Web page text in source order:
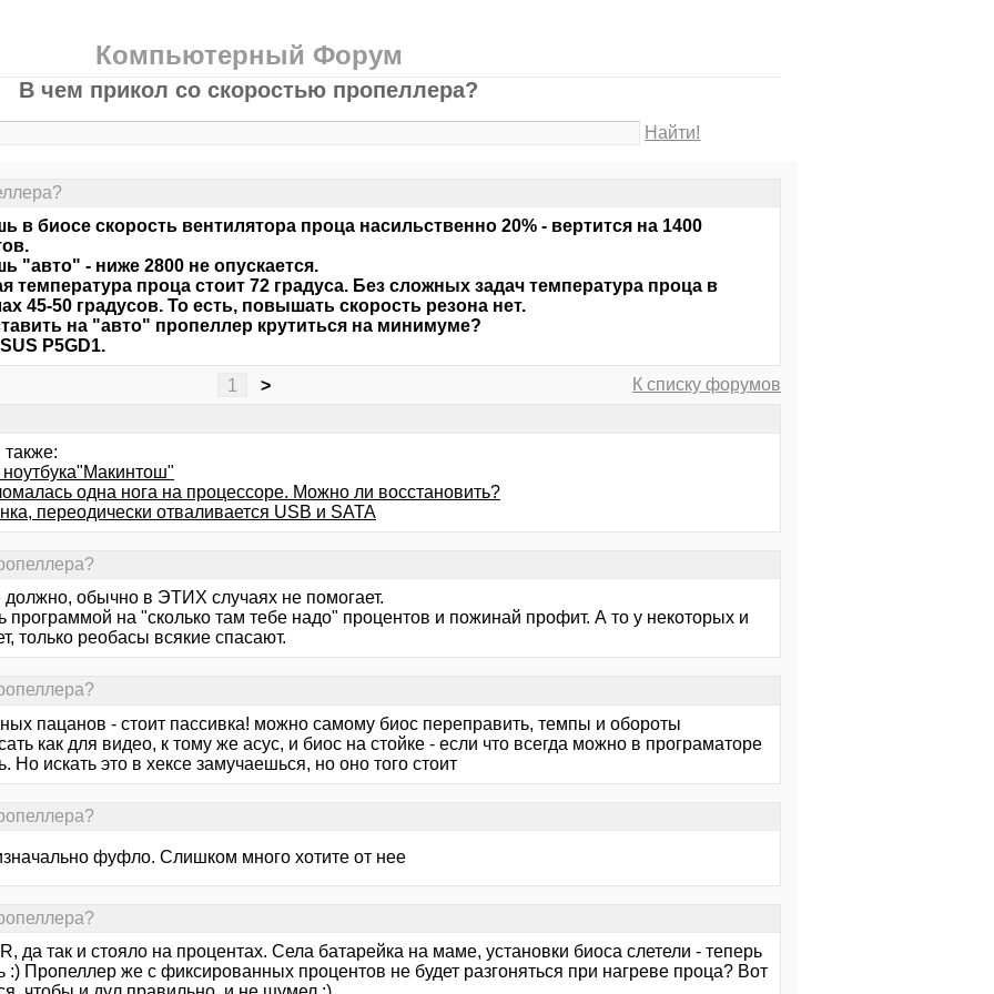
Компьютерный Форум
В чем прикол со скоростью пропеллера?
Найти!
в биосе скорость вентилятора проца насильственно 20% - вертится на 1400
"авто" - ниже 2800 не опускается.
температура проца стоит 72 градуса. Без сложных задач температура проца в
45-50 градусов. То есть, повышать скорость резона нет.
на "авто" пропеллер крутиться на минимуме?
P5GD1.
1 > К списку форумов
одна нога на процессоре. Можно ли восстановить?
переодически отваливается USB и SATA
должно, обычно в ЭТИХ случаях не помогает.
программой на "сколько там тебе надо" процентов и пожинай профит. А то у некоторых и
только реобасы всякие спасают.
пацанов - стоит пассивка! можно самому биос переправить, темпы и обороты
как для видео, к тому же асус, и биос на стойке - если что всегда можно в програматоре
Но искать это в хексе замучаешься, но оно того стоит
фуфло. Слишком много хотите от нее
да так и стояло на процентах. Села батарейка на маме, установки биоса слетели - теперь
:) Пропеллер же с фиксированных процентов не будет разгоняться при нагреве проца? Вот